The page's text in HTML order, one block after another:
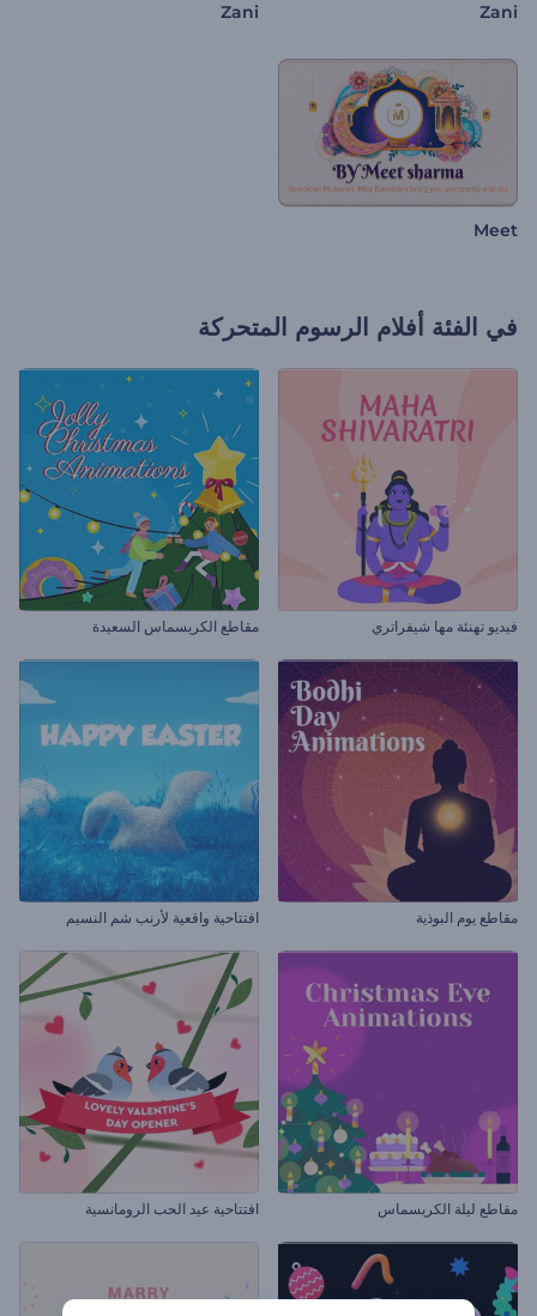
Zani
Zani
Meet
في الفئة أفلام الرسوم المتحركة
فيديو تهنئة مها شيفراتري مقاطع الكريسماس السعيدة
مقاطع يوم البوذية افتتاحية واقعية لأرنب شم النسيم
مقاطع ليلة الكريسماس افتتاحية عيد الحب الرومانسية